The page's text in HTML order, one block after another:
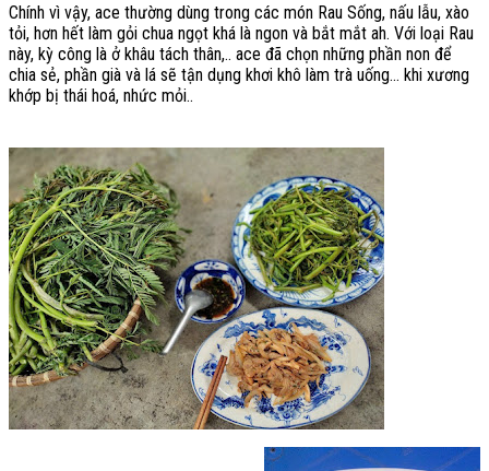
Chính vì vậy, ace thường dùng trong các món Rau Sống, nấu lẫu, xào
tỏi, hơn hết làm gỏi chua ngọt khá là ngon và bắt mắt ah. Với loại Rau
này, kỳ công là ở khâu tách thân,.. ace đã chọn những phần non để
chia sẻ, phần già và lá sẽ tận dụng khơi khô làm trà uống... khi xương
khớp bị thái hoá, nhức mỏi..